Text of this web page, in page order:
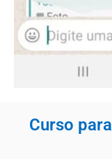
Curso para